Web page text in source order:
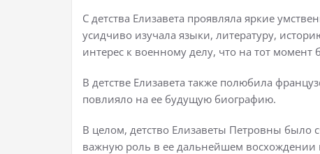
С детства Елизавета проявляла яркие
усидчиво изучала языки, литературу,
интерес к военному делу, что на тот
В детстве Елизавета также полюбила
повлияло на ее будущую биографию.
В целом, детство Елизаветы Петровны было
важную роль в ее дальнейшем восхождении